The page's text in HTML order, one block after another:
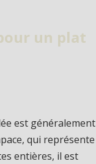
un plat
est généralement
qui représente
entières, il est